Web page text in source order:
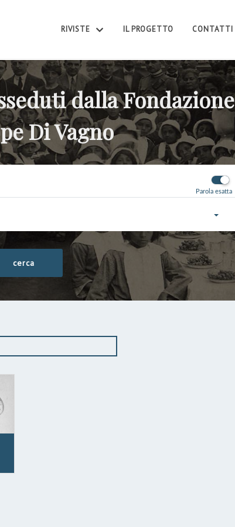
RIVISTE IL PROGETTO CONTATTI
dalla Fondazione
Di Vagno
Parola esatta